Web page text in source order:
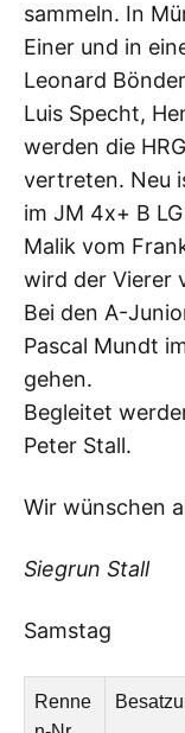
sammeln. In
Einer und in
Leonard
Luis Specht,
werden die
vertreten. Neu
im JM 4x+ B
Malik vom
wird der Vierer
Bei den A-
Pascal Mundt
gehen.
Begleitet
Peter Stall.
Wir wünschen
Siegrun Stall
Samstag
Renne